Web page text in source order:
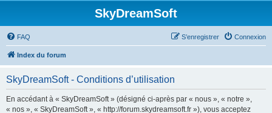
SkyDreamSoft
FAQ Connexion
S’enregistrer
Index du forum
SkyDreamSoft - Conditions d’utilisation
En accédant à « SkyDreamSoft » (désigné ci-après par « nous », « notre »,
« nos », « SkyDreamSoft », « http://forum.skydreamsoft.fr »), vous acceptez